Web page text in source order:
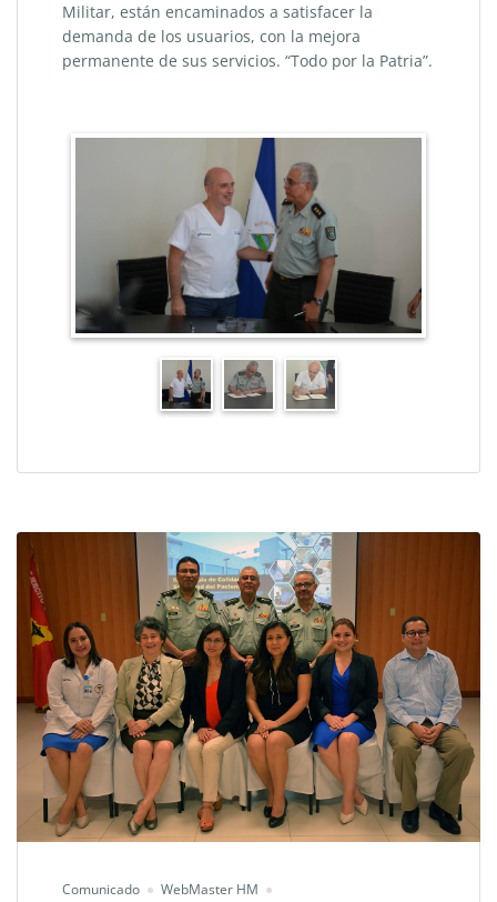
Militar, están encaminados a satisfacer la
demanda de los usuarios, con la mejora
permanente de sus servicios. “Todo por la Patria”.
Comunicado WebMaster HM